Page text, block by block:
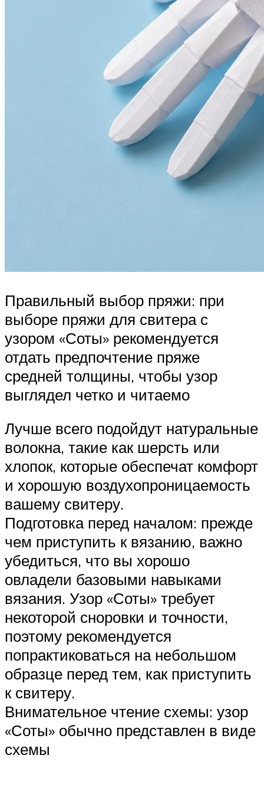
Правильный выбор пряжи: при
выборе пряжи для свитера с
узором «Соты» рекомендуется
отдать предпочтение пряже
средней толщины, чтобы узор
выглядел четко и читаемо
Лучше всего подойдут натуральные
волокна, такие как шерсть или
хлопок, которые обеспечат комфорт
и хорошую воздухопроницаемость
вашему свитеру.
Подготовка перед началом: прежде
чем приступить к вязанию, важно
убедиться, что вы хорошо
овладели базовыми навыками
вязания. Узор «Соты» требует
некоторой сноровки и точности,
поэтому рекомендуется
попрактиковаться на небольшом
образце перед тем, как приступить
к свитеру.
Внимательное чтение схемы: узор
«Соты» обычно представлен в виде
схемы